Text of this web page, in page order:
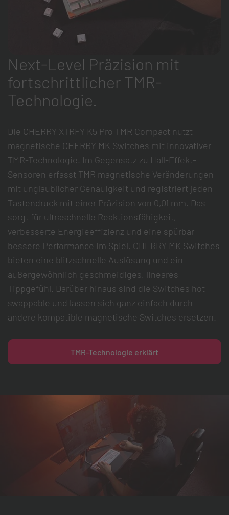
Next-Level Präzision mit
fortschrittlicher TMR-
Technologie.
Die CHERRY XTRFY K5 Pro TMR Compact nutzt
magnetische CHERRY MK Switches mit innovativer
TMR-Technologie. Im Gegensatz zu Hall-Effekt-
Sensoren erfasst TMR magnetische Veränderungen
mit unglaublicher Genauigkeit und registriert jeden
Tastendruck mit einer Präzision von 0,01 mm. Das
sorgt für ultraschnelle Reaktionsfähigkeit,
verbesserte Energieeffizienz und eine spürbar
bessere Performance im Spiel. CHERRY MK Switches
bieten eine blitzschnelle Auslösung und ein
außergewöhnlich geschmeidiges, lineares
Tippgefühl. Darüber hinaus sind die Switches hot-
swappable und lassen sich ganz einfach durch
andere kompatible magnetische Switches ersetzen.
TMR-Technologie erklärt